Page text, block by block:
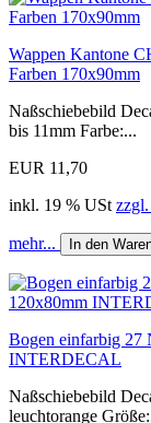
Wappen Kantone
Farben 170x90mm
Naßschiebebild
bis 11mm Farbe:...
EUR 11,70
inkl. 19 % USt zzgl.
mehr... In den
Bogen einfarbig 27
INTERDECAL
Naßschiebebild
leuchtorange